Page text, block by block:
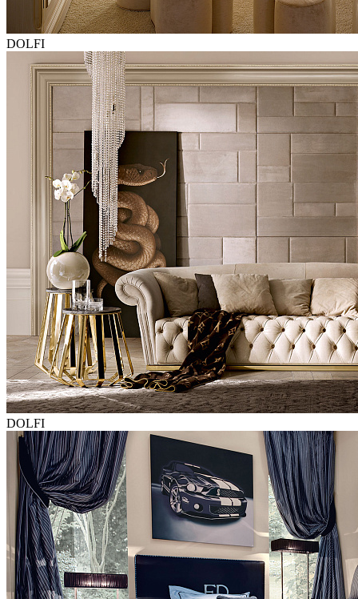
DOLFI
DOLFI